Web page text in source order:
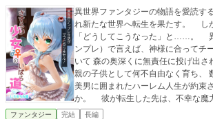
異世界ファンタジーの物語を愛読す
れ新たな世界へ転生を果たす。 しかし、彼はこう言った
「どうしてこうなった」と……。 異世界転生のお作法（テ
ンプレ）で言えば、神様に合ってチ
いて 森の奥深くに無責任に投げ出さ
親の子供として何不自由なく育ち、
美男に囲まれたハーレム人生が約束
か。 彼が転生した先は、不幸な魔力暴走事故で半身が麻痺
した少女だった。醜悪な容姿から 世
ファンタジー 完結 長編